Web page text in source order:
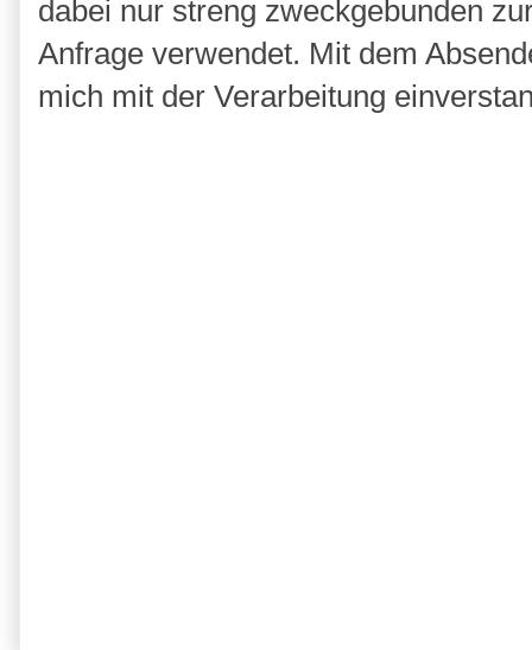
dabei nur streng zweckgebunden
Anfrage verwendet. Mit dem
mich mit der Verarbeitung